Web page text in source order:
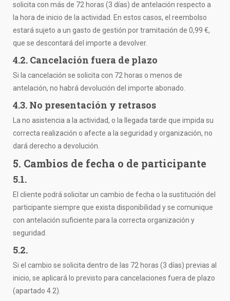
solicita con más de 72 horas (3 días) de antelación respecto a
la hora de inicio de la actividad. En estos casos, el reembolso
estará sujeto a un gasto de gestión por tramitación de 0,99 €,
que se descontará del importe a devolver.
4.2. Cancelación fuera de plazo
Si la cancelación se solicita con 72 horas o menos de
antelación, no habrá devolución del importe abonado.
4.3. No presentación y retrasos
La no asistencia a la actividad, o la llegada tarde que impida su
correcta realización o afecte a la seguridad y organización, no
dará derecho a devolución.
5. Cambios de fecha o de participante
5.1.
El cliente podrá solicitar un cambio de fecha o la sustitución del
participante siempre que exista disponibilidad y se comunique
con antelación suficiente para la correcta organización y
seguridad.
5.2.
Si el cambio se solicita dentro de las 72 horas (3 días) previas al
inicio, se aplicará lo previsto para cancelaciones fuera de plazo
(apartado 4.2).